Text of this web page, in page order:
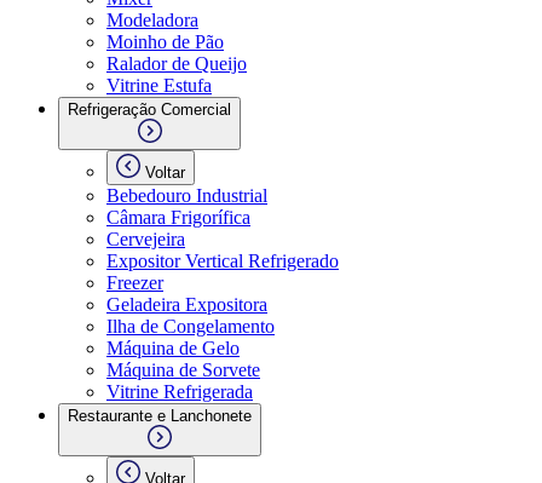
Modeladora
Moinho de Pão
Ralador de Queijo
Vitrine Estufa
Refrigeração Comercial
Voltar
Bebedouro Industrial
Câmara Frigorífica
Cervejeira
Expositor Vertical Refrigerado
Freezer
Geladeira Expositora
Ilha de Congelamento
Máquina de Gelo
Máquina de Sorvete
Vitrine Refrigerada
Restaurante e Lanchonete
Voltar